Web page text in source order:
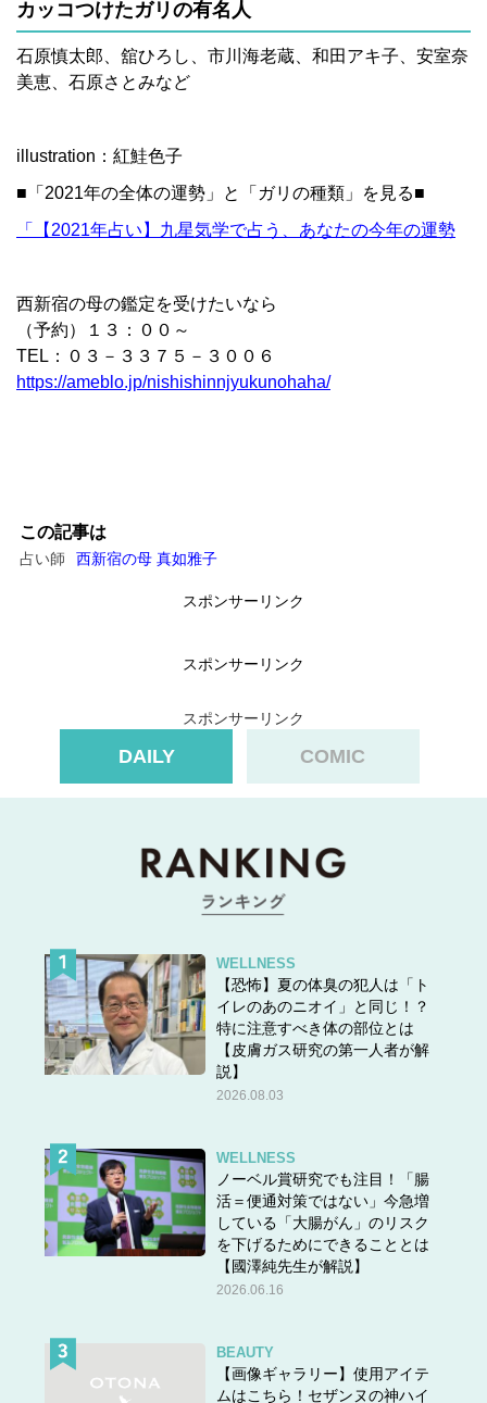
カッコつけたガリの有名人
石原慎太郎、舘ひろし、市川海老蔵、和田アキ子、安室奈
美恵、石原さとみなど
illustration：紅鮭色子
■「2021年の全体の運勢」と「ガリの種類」を見る■
「【2021年占い】九星気学で占う、あなたの今年の運勢
西新宿の母の鑑定を受けたいなら
（予約）１３：００～
TEL：０３－３３７５－３００６
https://ameblo.jp/nishishinnjyukunohaha/
この記事は
占い師 西新宿の母 真如雅子
スポンサーリンク
スポンサーリンク
スポンサーリンク
DAILY COMIC
WELLNESS
【恐怖】夏の体臭の犯人は「ト
イレのあのニオイ」と同じ！？
特に注意すべき体の部位とは
【皮膚ガス研究の第一人者が解
説】
2026.08.03
WELLNESS
ノーベル賞研究でも注目！「腸
活＝便通対策ではない」今急増
している「大腸がん」のリスク
を下げるためにできることとは
【國澤純先生が解説】
2026.06.16
BEAUTY
【画像ギャラリー】使用アイテ
ムはこちら！セザンヌの神ハイ